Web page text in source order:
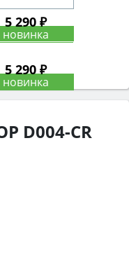
5 290 ₽
5 290 ₽
D004-CR